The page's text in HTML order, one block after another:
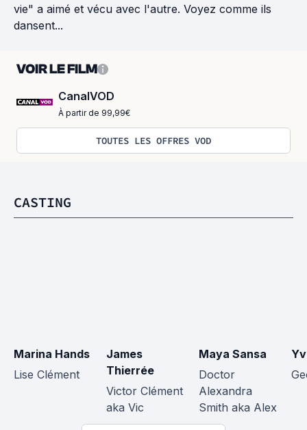
vie" a aimé et vécu avec l'autre. Voyez comme ils
dansent...
VOIR LE FILM
CanalVOD
À partir de 99,99€
TOUTES LES OFFRES VOD
CASTING
Marina Hands
Lise Clément
James
Thierrée
Victor Clément
aka Vic
Maya Sansa
Doctor
Alexandra
Smith aka Alex